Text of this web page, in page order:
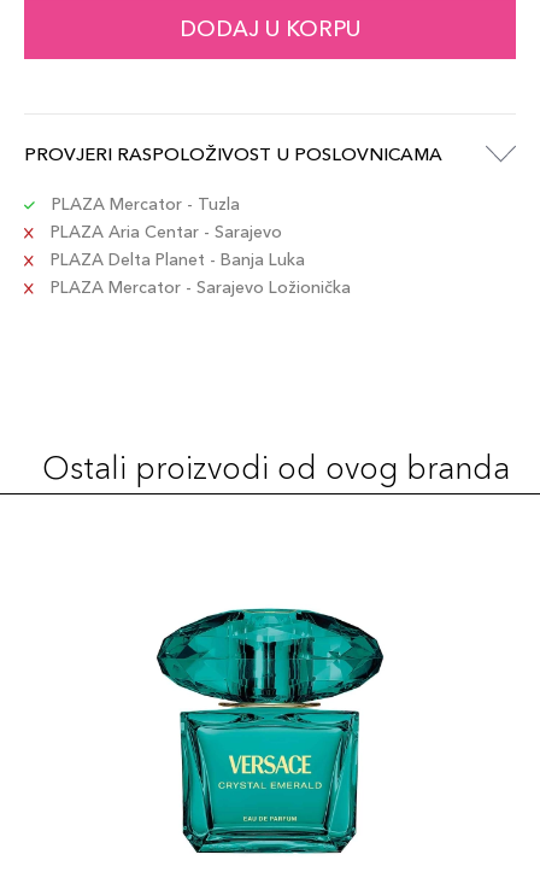
DODAJ U KORPU
PROVJERI RASPOLOŽIVOST U POSLOVNICAMA
PLAZA Mercator - Tuzla
PLAZA Aria Centar - Sarajevo
PLAZA Delta Planet - Banja Luka
PLAZA Mercator - Sarajevo Ložionička
Ostali proizvodi od ovog branda